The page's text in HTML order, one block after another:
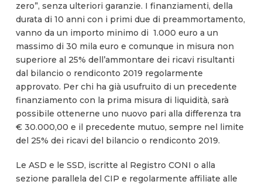
zero”, senza ulteriori garanzie. I finanziamenti, della
durata di 10 anni con i primi due di preammortamento,
vanno da un importo minimo di 1.000 euro a un
massimo di 30 mila euro e comunque in misura non
superiore al 25% dell’ammontare dei ricavi risultanti
dal bilancio o rendiconto 2019 regolarmente
approvato. Per chi ha già usufruito di un precedente
finanziamento con la prima misura di liquidità, sarà
possibile ottenerne uno nuovo pari alla differenza tra
€ 30.000,00 e il precedente mutuo, sempre nel limite
del 25% dei ricavi del bilancio o rendiconto 2019.
Le ASD e le SSD, iscritte al Registro CONI o alla
sezione parallela del CIP e regolarmente affiliate alle